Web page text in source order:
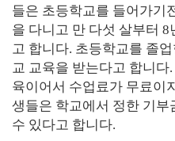
들은 초등학교를 들어가기
을 다니고 만 다섯 살부터
고 합니다. 초등학교를 졸
교 교육을 받는다고 합니다
육이어서 수업료가 무료이
생들은 학교에서 정한 기부
수 있다고 합니다.